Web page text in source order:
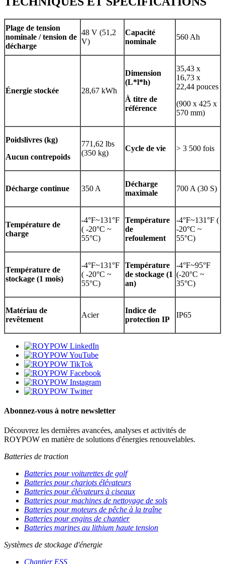
Plage de tension
nominale / tension de
décharge
48 V (51,2
V)
Capacité
nominale
560 Ah
Énergie stockée 28,67 kWh
Dimension
(L*l*h)
À titre de
référence
35,43 x
16,73 x
22,44 pouces
(900 x 425 x
570 mm)
Poidslivres (kg)
Aucun contrepoids
771,62 lbs
(350 kg)
Cycle de vie > 3 500 fois
Décharge continue 350 A
Décharge
maximale
700 A (30 S)
Température de
charge
-4°F~131°F
( -20°C ~
55°C)
Température
de
refoulement
-4°F~131°F (
-20°C ~
55°C)
Température de
stockage (1 mois)
-4°F~131°F
( -20°C ~
55°C)
Température
de stockage (1
an)
-4°F~95°F
(-20°C ~
35°C)
Matériau de
revêtement
Acier
Indice de
protection IP
IP65
Abonnez-vous à notre newsletter
Découvrez les dernières avancées, analyses et activités de
ROYPOW en matière de solutions d'énergies renouvelables.
Batteries de traction
Batteries pour voiturettes de golf
Batteries pour chariots élévateurs
Batteries pour élévateurs à ciseaux
Batteries pour machines de nettoyage de sols
Batteries pour moteurs de pêche à la traîne
Batteries pour engins de chantier
Batteries marines au lithium haute tension
Systèmes de stockage d'énergie
Chantier ESS